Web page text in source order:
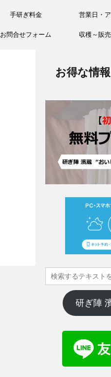
手研ぎ料金 営業日・
お問合せフォーム 収穫～販
お得な情
研ぎ陣